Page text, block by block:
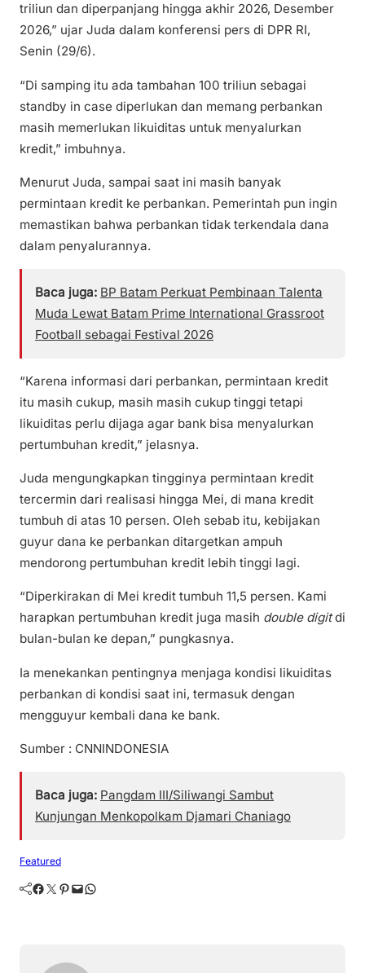
triliun dan diperpanjang hingga akhir 2026, Desember
2026,” ujar Juda dalam konferensi pers di DPR RI,
Senin (29/6).
“Di samping itu ada tambahan 100 triliun sebagai
standby in case diperlukan dan memang perbankan
masih memerlukan likuiditas untuk menyalurkan
kredit,” imbuhnya.
Menurut Juda, sampai saat ini masih banyak
permintaan kredit ke perbankan. Pemerintah pun ingin
memastikan bahwa perbankan tidak terkendala dana
dalam penyalurannya.
Baca juga: BP Batam Perkuat Pembinaan Talenta
Muda Lewat Batam Prime International Grassroot
Football sebagai Festival 2026
“Karena informasi dari perbankan, permintaan kredit
itu masih cukup, masih masih cukup tinggi tetapi
likuiditas perlu dijaga agar bank bisa menyalurkan
pertumbuhan kredit,” jelasnya.
Juda mengungkapkan tingginya permintaan kredit
tercermin dari realisasi hingga Mei, di mana kredit
tumbuh di atas 10 persen. Oleh sebab itu, kebijakan
guyur dana ke perbankan ditargetkan ampuh
mendorong pertumbuhan kredit lebih tinggi lagi.
“Diperkirakan di Mei kredit tumbuh 11,5 persen. Kami
harapkan pertumbuhan kredit juga masih double digitdi
bulan-bulan ke depan,” pungkasnya.
Ia menekankan pentingnya menjaga kondisi likuiditas
perbankan di kondisi saat ini, termasuk dengan
mengguyur kembali dana ke bank.
Sumber : CNNINDONESIA
Baca juga: Pangdam III/Siliwangi Sambut
Kunjungan Menkopolkam Djamari Chaniago
Featured
Facebook Twitter Pinterest Mail WhatsApp